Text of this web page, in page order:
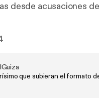
desde acusaciones
así querer
que subieran el formato